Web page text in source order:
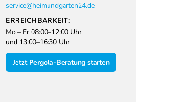
service@heimundgarten24.de
ERREICHBARKEIT:
Mo – Fr 08:00–12:00 Uhr
und 13:00–16:30 Uhr
Jetzt Pergola-Beratung starten